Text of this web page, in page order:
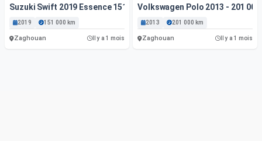
Suzuki Swift 2019 Essence 151 000 Km
2019 151 000 km
Zaghouan Il y a 1 mois
Volkswagen Polo 2013 - 201 000
2013 201 000 km
Zaghouan Il y a 1 mois